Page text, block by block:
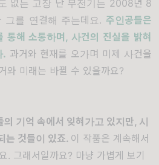
없는 고장 난 무전기는 2008년 8
그를 연결해 주는데요. 주인공들은
통해 소통하며, 사건의 진실을 밝혀
. 과거와 현재를 오가며 미제 사건을
와 미래는 바뀔 수 있을까요?
기억 속에서 잊혀가고 있지만, 시
는 것들이 있죠. 이 작품은 계속해서
. 그래서일까요? 마냥 가볍게 보기